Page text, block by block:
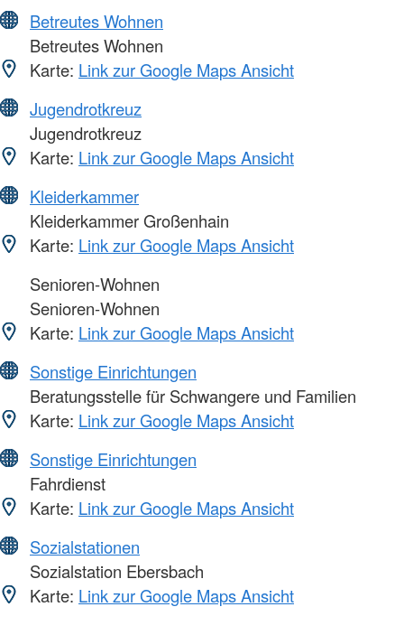
Betreutes Wohnen
Betreutes Wohnen
Karte: Link zur Google Maps Ansicht
Jugendrotkreuz
Jugendrotkreuz
Karte: Link zur Google Maps Ansicht
Kleiderkammer
Kleiderkammer Großenhain
Karte: Link zur Google Maps Ansicht
Senioren-Wohnen
Senioren-Wohnen
Karte: Link zur Google Maps Ansicht
Sonstige Einrichtungen
Beratungsstelle für Schwangere und Familien
Karte: Link zur Google Maps Ansicht
Sonstige Einrichtungen
Fahrdienst
Karte: Link zur Google Maps Ansicht
Sozialstationen
Sozialstation Ebersbach
Karte: Link zur Google Maps Ansicht